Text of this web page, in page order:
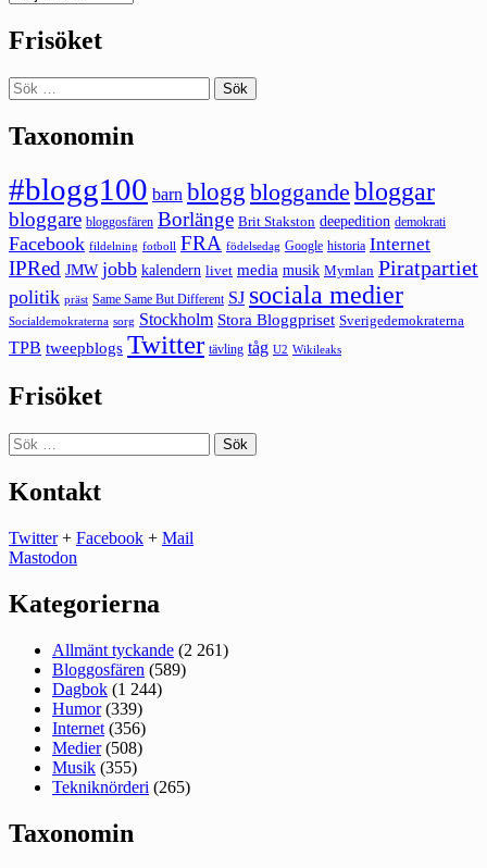
Frisöket
Sök
efter:
Taxonomin
#blogg100 barn blogg bloggande bloggar
bloggare bloggosfären Borlänge Brit Stakston deepedition demokrati
Facebook fildelning fotboll FRA födelsedag Google historia Internet
IPRed JMW jobb kalendern livet media musik Mymlan Piratpartiet
politik präst Same Same But Different SJ sociala medier
Socialdemokraterna sorg Stockholm Stora Bloggpriset Sverigedemokraterna
TPB tweepblogs Twitter tävling tåg U2 Wikileaks
Frisöket
Sök
efter:
Kontakt
Twitter+ Facebook + Mail
Mastodon
Kategorierna
Allmänt tyckande (2 261)
Bloggosfären (589)
Dagbok (1 244)
Humor(339)
Internet (356)
Medier(508)
Musik (355)
Tekniknörderi (265)
Taxonomin